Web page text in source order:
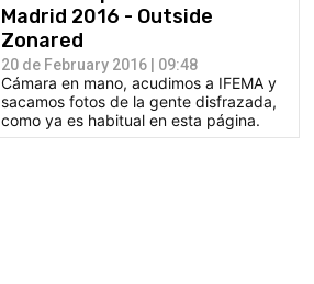
Madrid 2016 - Outside
Zonared
20 de February 2016 | 09:48
Cámara en mano, acudimos a IFEMA y
sacamos fotos de la gente disfrazada,
como ya es habitual en esta página.